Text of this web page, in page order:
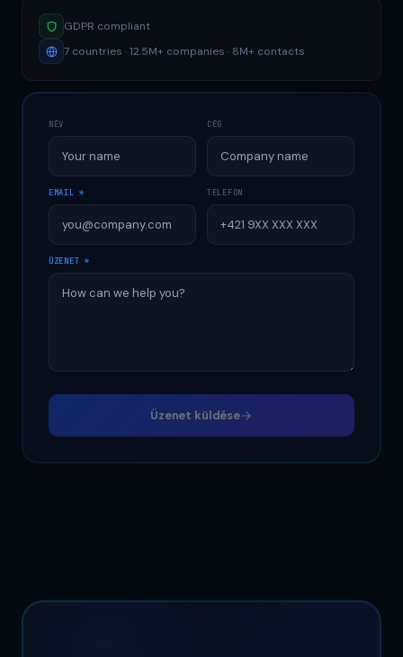
GDPR compliant
7 countries · 12.5M+ companies · 8M+ contacts
NÉV CÉG
EMAIL * TELEFON
ÜZENET *
Üzenet küldése